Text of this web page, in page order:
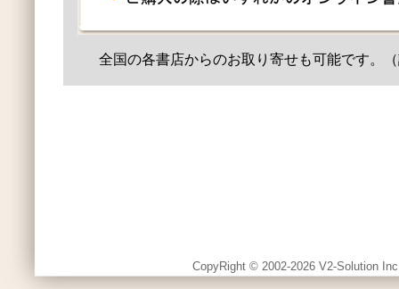
全国の各書店からのお取り寄せも可能です。
CopyRight © 2002-2026 V2-Solution